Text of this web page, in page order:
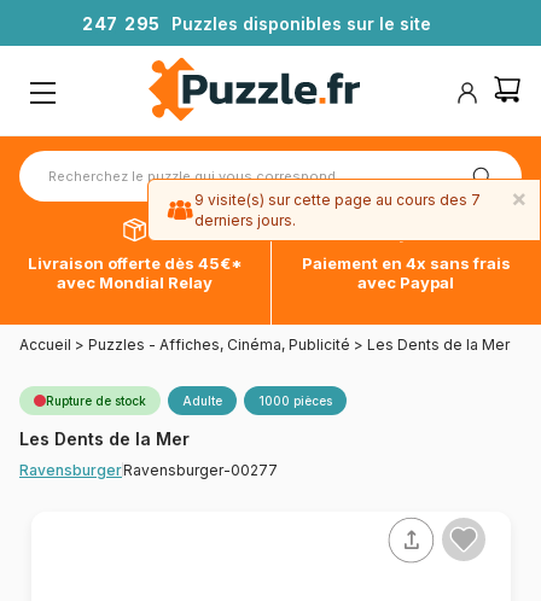
247 295 Puzzles disponibles sur le site
Livraison offerte dès 45€*
avec Mondial Relay
Paiement en 4x sans frais
avec Paypal
Accueil > Puzzles - Affiches, Cinéma, Publicité > Les Dents de la Mer
Rupture de stock Adulte 1000 pièces
Les Dents de la Mer
RavensburgerRavensburger-00277
×
9 visite(s) sur cette page au cours des 7
derniers jours.